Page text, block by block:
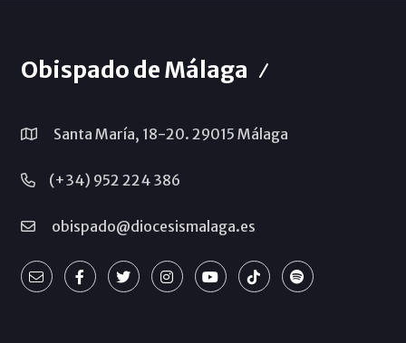
Obispado de Málaga
Santa María, 18-20. 29015 Málaga
(+34) 952 224 386
obispado@diocesismalaga.es